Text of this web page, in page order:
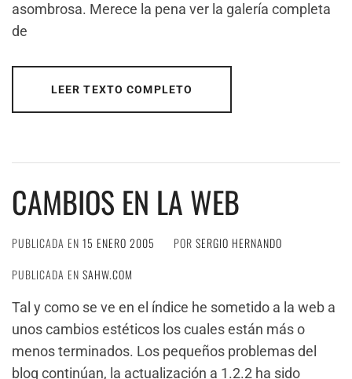
asombrosa. Merece la pena ver la galería completa
de
LEER TEXTO COMPLETO
CAMBIOS EN LA WEB
PUBLICADA EN 15 ENERO 2005 POR SERGIO HERNANDO
PUBLICADA EN SAHW.COM
Tal y como se ve en el índice he sometido a la web a
unos cambios estéticos los cuales están más o
menos terminados. Los pequeños problemas del
blog continúan, la actualización a 1.2.2 ha sido